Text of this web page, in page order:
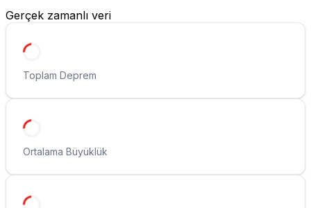
Gerçek zamanlı veri
Toplam Deprem
Ortalama Büyüklük